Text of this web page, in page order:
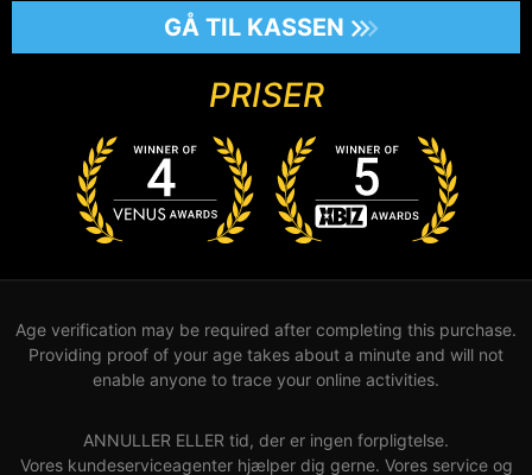
GÅ TIL KASSEN
PRISER
Age verification may be required after completing this purchase.
Providing proof of your age takes about a minute and will not
enable anyone to trace your online activities.
ANNULLER ELLER tid, der er ingen forpligtelse.
Vores kundeserviceagenter hjælper dig gerne. Vores service og